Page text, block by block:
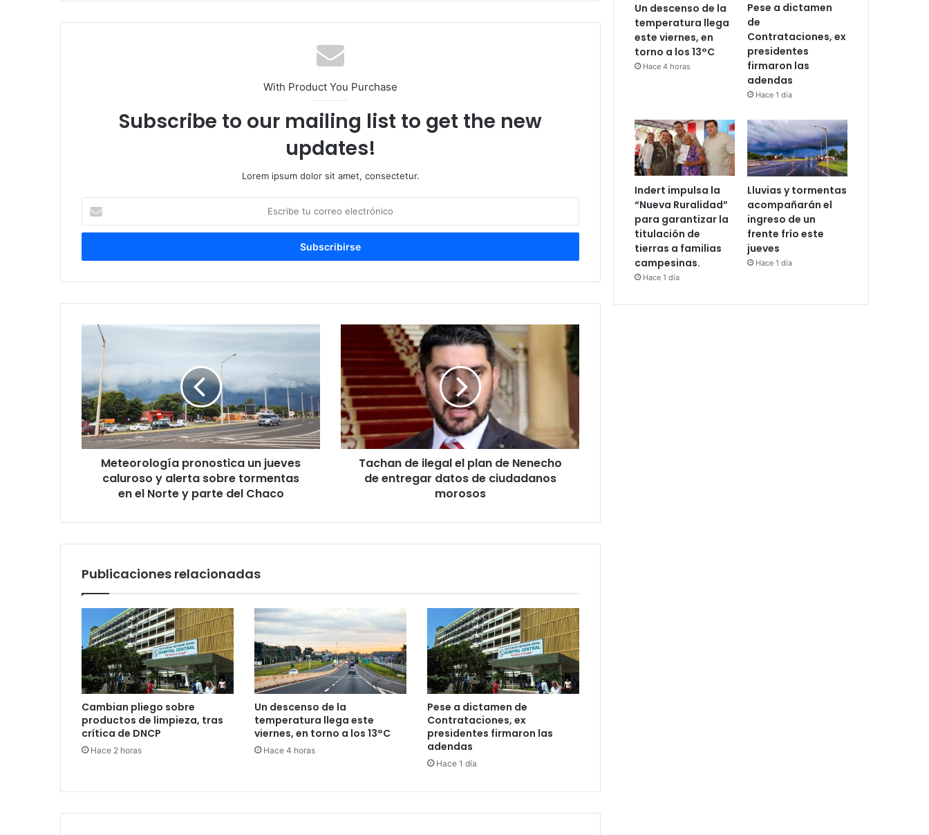
With Product You Purchase
Subscribe to our mailing list to get the new
updates!
Lorem ipsum dolor sit amet, consectetur.
correo
Meteorología pronostica un jueves
caluroso y alerta sobre tormentas
en el Norte y parte del Chaco
Tachan de ilegal el plan de Nenecho
de entregar datos de ciudadanos
morosos
Publicaciones relacionadas
Cambian pliego sobre
productos de limpieza, tras
crítica de DNCP
Hace 2 horas
Un descenso de la
temperatura llega este
viernes, en torno a los 13°C
Hace 4 horas
Pese a dictamen de
Contrataciones, ex
presidentes firmaron las
adendas
Hace 1 día
Un descenso de la
temperatura llega
este viernes, en
torno a los 13°C
Hace 4 horas
Pese a dictamen
de
Contrataciones, ex
presidentes
firmaron las
adendas
Hace 1 día
Indert impulsa la
“Nueva Ruralidad”
para garantizar la
titulación de
tierras a familias
campesinas.
Hace 1 día
Lluvias y tormentas
acompañarán el
ingreso de un
frente frío este
jueves
Hace 1 día